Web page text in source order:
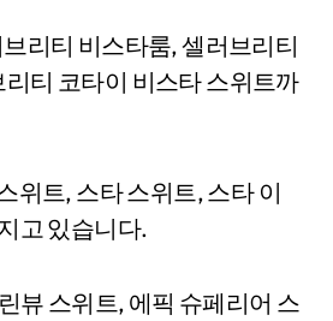
리티 비스타룸, 셀러브리티
티 코타이 비스타 스위트까
위트, 스타 스위트, 스타 이
고 있습니다.
뷰 스위트, 에픽 슈페리어 스